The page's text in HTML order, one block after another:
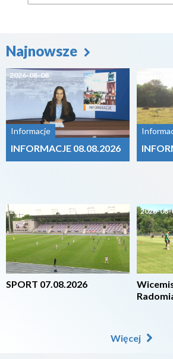
Najnowsze
2026-08-08
Informacje
INFORMACJE 08.08.2026
2026-08-07
SPORT 07.08.2026
2026-08-
Więcej